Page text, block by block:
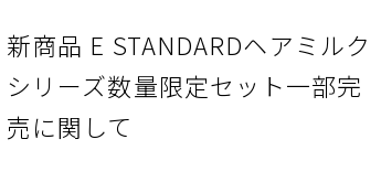
新商品 E STANDARDヘアミルク
シリーズ数量限定セット一部完
売に関して